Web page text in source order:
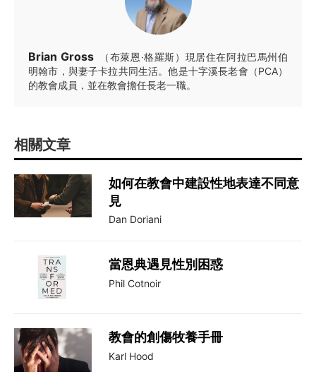
Brian Gross
（布萊恩·格羅斯）現居住在阿拉巴馬州伯
明翰市，與妻子卡拉共同生活。他是十字溪長老會（PCA）
的教會成員，並在教會擔任長老一職。
相關文章
如何在教會中建設性地表達不同意
見
Dan Doriani
當恩典遇見性別困惑
Phil Cotnoir
教會的創傷牧養手冊
Karl Hood